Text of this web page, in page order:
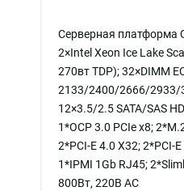
Серверная платформа
2×Intel Xeon Ice Lake
270вт TDP); 32×DIMM
2133/2400/2666/2933/
12×3.5/2.5 SATA/SAS
1*OCP 3.0 PCIe x8;
2*PCI-E 4.0 X32; 2*PCI-
1*IPMI 1Gb RJ45;
800Вт, 220В АС